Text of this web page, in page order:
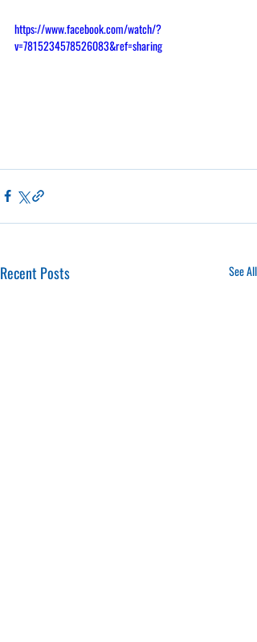
https://www.facebook.com/watch/?
v=7815234578526083&ref=sharing
Recent Posts See All